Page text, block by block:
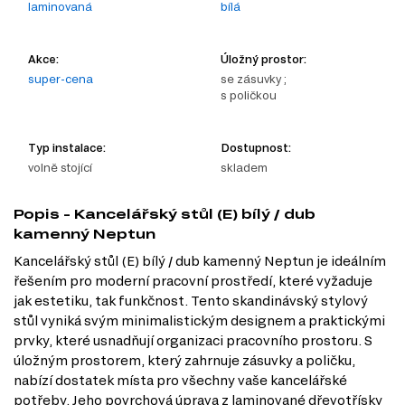
laminovaná bílá
Akce:
super-cena
Úložný prostor:
se zásuvky ;
s poličkou
Typ instalace:
volně stojící
Dostupnost:
skladem
Popis - Kancelářský stůl (E) bílý / dub
kamenný Neptun
Kancelářský stůl (E) bílý / dub kamenný Neptun je ideálním
řešením pro moderní pracovní prostředí, které vyžaduje
jak estetiku, tak funkčnost. Tento skandinávský stylový
stůl vyniká svým minimalistickým designem a praktickými
prvky, které usnadňují organizaci pracovního prostoru. S
úložným prostorem, který zahrnuje zásuvky a poličku,
nabízí dostatek místa pro všechny vaše kancelářské
potřeby. Jeho povrchová úprava z laminované dřevotřísky